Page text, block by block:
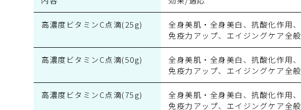
高濃度ビタミンC点滴(25g)
全身美肌・全身美白、抗酸化作用、
免疫力アップ、エイジングケア全般
高濃度ビタミンC点滴(50g)
全身美肌・全身美白、抗酸化作用、
免疫力アップ、エイジングケア全般
高濃度ビタミンC点滴(75g)
全身美肌・全身美白、抗酸化作用、
免疫力アップ、エイジングケア全般